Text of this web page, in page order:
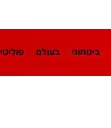
ביטחוני בעולם פוליטי